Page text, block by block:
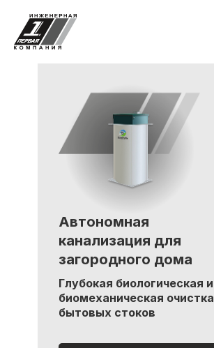
Автономная
канализация для
загородного дома
Глубокая биологическая и
биомеханическая очистка
бытовых стоков